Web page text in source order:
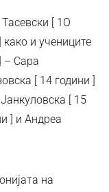
[ 1O
и учениците
– Сара
[ 14 години ]
[ 15
] и Андреа
на